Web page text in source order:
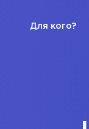
Для кого?